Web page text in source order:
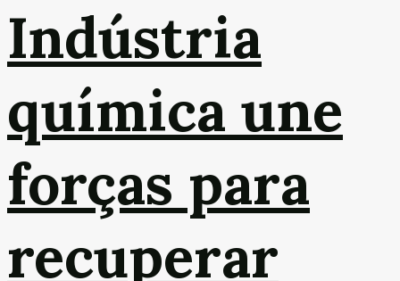
Indústria
química une
forças para
recuperar